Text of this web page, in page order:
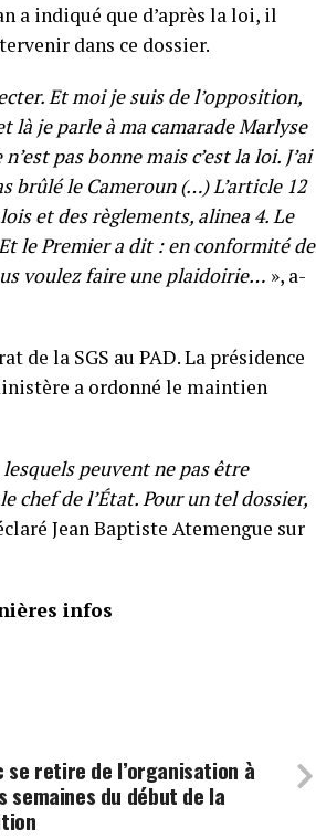
a indiqué que d’après la loi, il
dans ce dossier.
Et moi je suis de l’opposition,
là je parle à ma camarade Marlyse
pas bonne mais c’est la loi. J’ai
brûlé le Cameroun (…) L’article 12
et des règlements, alinea 4. Le
le Premier a dit : en conformité de
voulez faire une plaidoirie… », a-
de la SGS au PAD. La présidence
a ordonné le maintien
peuvent ne pas être
chef de l’État. Pour un tel dossier,
Jean Baptiste Atemengue sur
infos
se retire de l’organisation à
semaines du début de la